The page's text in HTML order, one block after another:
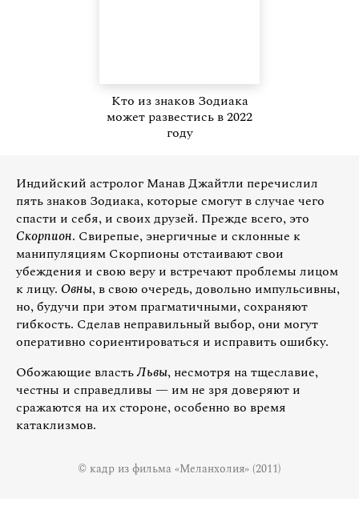
Кто из знаков Зодиака
может развестись в 2022
году
Индийский астролог Манав Джайтли перечислил
пять знаков Зодиака, которые смогут в случае чего
спасти и себя, и своих друзей. Прежде всего, это
Скорпион. Свирепые, энергичные и склонные к
манипуляциям Скорпионы отстаивают свои
убеждения и свою веру и встречают проблемы лицом
к лицу. Овны, в свою очередь, довольно импульсивны,
но, будучи при этом прагматичными, сохраняют
гибкость. Сделав неправильный выбор, они могут
оперативно сориентироваться и исправить ошибку.
Обожающие властьЛьвы, несмотря на тщеславие,
честны и справедливы — им не зря доверяют и
сражаются на их стороне, особенно во время
катаклизмов.
© кадр из фильма «Меланхолия» (2011)